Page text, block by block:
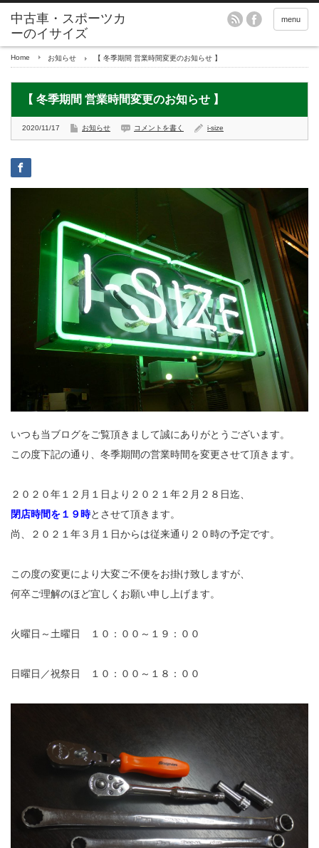
menu
Home お知らせ 【 冬季期間 営業時間変更のお知らせ 】
【 冬季期間 営業時間変更のお知らせ 】
2020/11/17 お知らせ コメントを書く i-size
いつも当ブログをご覧頂きまして誠にありがとうございます。
この度下記の通り、冬季期間の営業時間を変更させて頂きます。
２０２０年１２月１日より２０２１年２月２８日迄、
閉店時間を１９時とさせて頂きます。
尚、２０２１年３月１日からは従来通り２０時の予定です。
この度の変更により大変ご不便をお掛け致しますが、
何卒ご理解のほど宜しくお願い申し上げます。
火曜日～土曜日 １０：００～１９：００
日曜日／祝祭日 １０：００～１８：００